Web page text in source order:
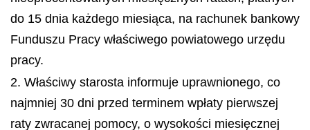
do 15 dnia każdego miesiąca, na rachunek bankowy
Funduszu Pracy właściwego powiatowego urzędu
pracy.
2. Właściwy starosta informuje uprawnionego, co
najmniej 30 dni przed terminem wpłaty pierwszej
raty zwracanej pomocy, o wysokości miesięcznej